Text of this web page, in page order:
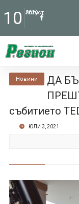
10 Август
2026
Новини
ДА
събитието
ЮЛИ 3, 2021